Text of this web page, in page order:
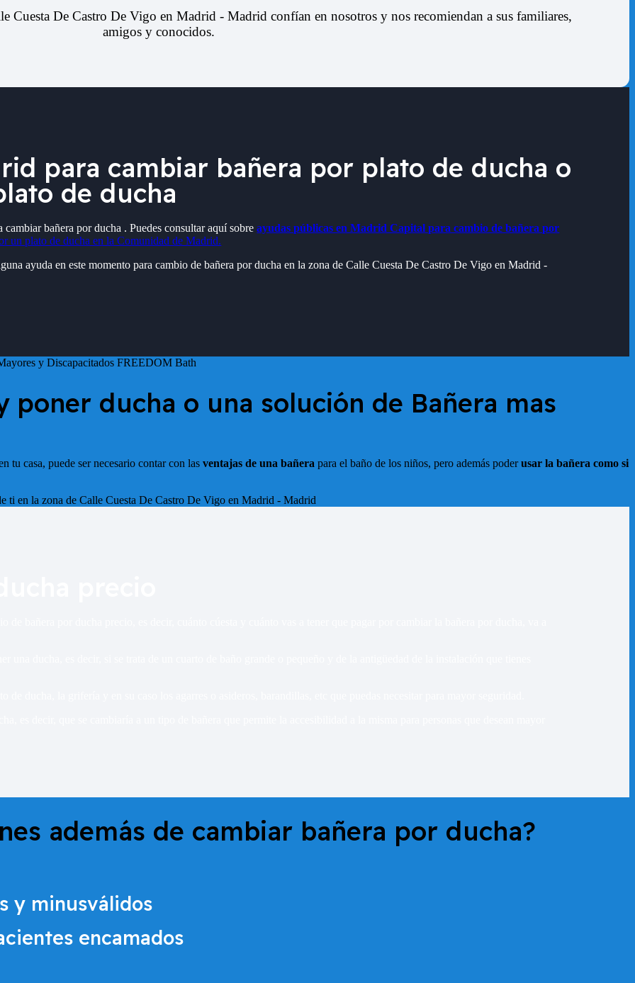
Cuesta De Castro De Vigo en Madrid - Madrid confían en nosotros y nos recomiendan a sus familiares,
amigos y conocidos.
para cambiar bañera por plato de ducha o
de ducha
bañera por ducha . Puedes consultar aquí sobreayudas públicas en Madrid Capital para cambio de bañera por
un plato de ducha en la Comunidad de Madrid.
ayuda en este momento para cambio de bañera por ducha en la zona deCalle Cuesta De Castro De Vigo en Madrid -
poner ducha o una solución de Bañera mas
tu casa, puede ser necesario contar con las ventajas de una bañera para el baño de los niños, pero además poderusar la bañera como si
ti en la zona de Calle Cuesta De Castro De Vigo en Madrid - Madrid
además de cambiar bañera por ducha?
y minusválidos
encamados